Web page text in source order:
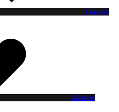
Liste de
Liste de